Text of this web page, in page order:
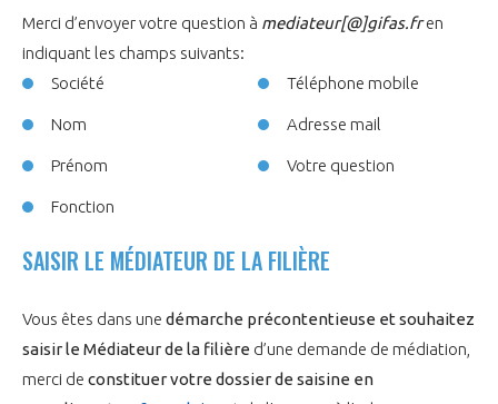
PRÉSENTATION
NOTRE VISION
NOTRE HISTOIRE
ORGANISATION
LE CONSEIL DU GIFAS
L’ÉQUIPE DU GIFAS
FONCTIONNEMENT
STARTAIR
ACCOMPAGNEMENT DE NOS ADHÉRENTS
UN ÉCOSYSTÈME INTÉGRÉ ET COHÉRENT
LA MÉDIATION
LA MÉDIATION DANS LA FILIÈRE AÉRONAUTIQUE ET SPATIALE
LE SALON DU BOURGET
Merci d’envoyer votre question à mediateur[@]gifas.fren
indiquant les champs suivants:
Société
Nom
Prénom
Fonction
Téléphone mobile
Adresse mail
Votre question
SAISIR LE MÉDIATEUR DE LA FILIÈRE
Vous êtes dans une démarche précontentieuse et souhaitez
saisir le Médiateur de la filière d’une demande de médiation,
merci de constituer votre dossier de saisine en
cohérent
Découvrez les avantages d'adhérer au GIFAS.
Rencontres, salons, données sectorielles,